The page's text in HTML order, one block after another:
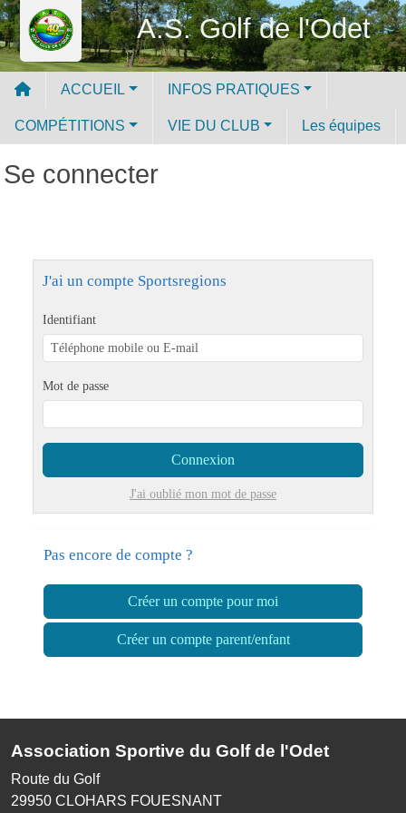
A.S. Golf de l'Odet
ACCUEIL INFOS PRATIQUES
COMPÉTITIONS VIE DU CLUB Les équipes
Se connecter
J'ai un compte Sportsregions
Identifiant
Mot de passe
Connexion
J'ai oublié mon mot de passe
Pas encore de compte ?
Créer un compte pour moi
Créer un compte parent/enfant
Association Sportive du Golf de l'Odet
Route du Golf
29950 CLOHARS FOUESNANT
Panneau de gestion des cookies